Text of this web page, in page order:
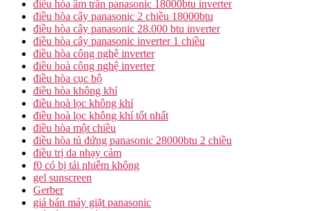
điều hòa âm trần panasonic 18000btu inverter
điều hòa cây panasonic 2 chiều 18000btu
điều hòa cây panasonic 28.000 btu inverter
điều hòa cây panasonic inverter 1 chiều
điều hòa công nghệ inverter
điều hoà công nghệ inverter
điều hòa cục bộ
điều hòa không khí
điều hoà lọc không khí
điều hoà lọc không khí tốt nhất
điều hòa một chiều
điều hòa tủ đứng panasonic 28000btu 2 chiều
điều trị da nhạy cảm
f0 có bị tái nhiễm không
gel sunscreen
Gerber
giá bán máy giặt panasonic